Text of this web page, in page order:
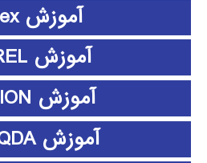
آموزش Latex
آموزش LISREL
آموزش LUMION
آموزش MAXQDA